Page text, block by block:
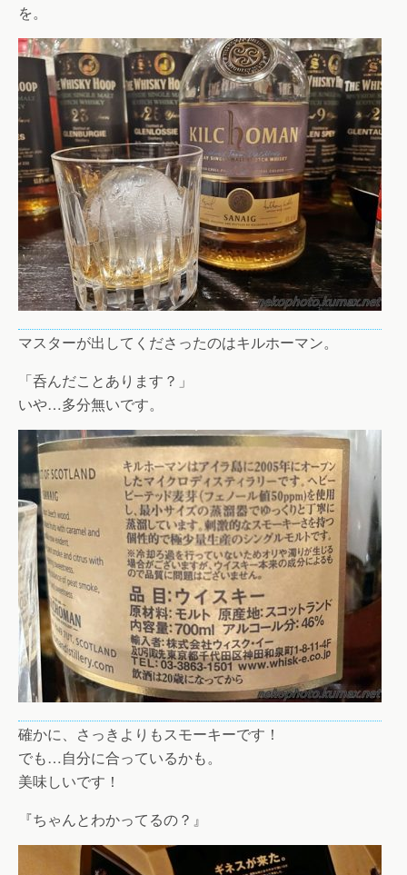
を。
マスターが出してくださったのはキルホーマン。
「呑んだことあります？」
いや…多分無いです。
確かに、さっきよりもスモーキーです！
でも…自分に合っているかも。
美味しいです！
『ちゃんとわかってるの？』